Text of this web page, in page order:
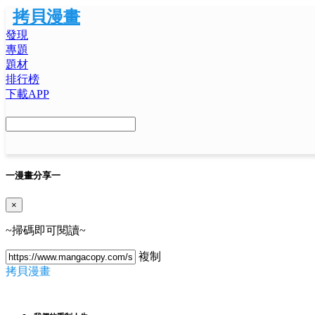
拷貝漫畫
發現
專題
題材
排行榜
下載APP
一漫畫分享一
×
~掃碼即可閱讀~
複制
拷貝漫畫